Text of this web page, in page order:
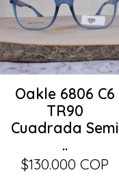
Oakle 6806 C6
TR90
Cuadrada Semi
..
$130.000 COP